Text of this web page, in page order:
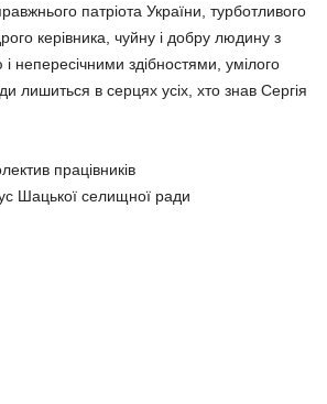
патріота України, турботливого
керівника, чуйну і добру людину з
непересічними здібностями, умілого
лишиться в серцях усіх, хто знав Сергія
працівників
Шацької селищної ради